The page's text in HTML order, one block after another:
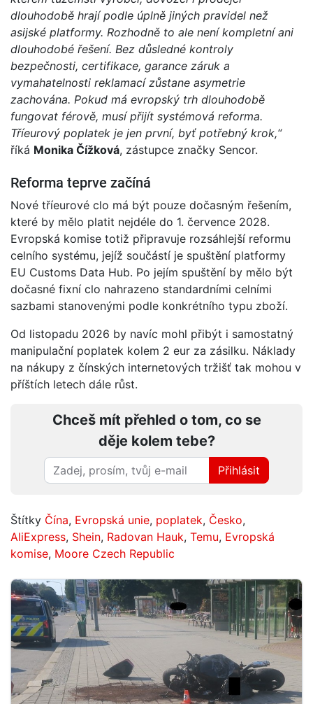
dlouhodobě hrají podle úplně jiných pravidel než
asijské platformy. Rozhodně to ale není kompletní ani
dlouhodobé řešení. Bez důsledné kontroly
bezpečnosti, certifikace, garance záruk a
vymahatelnosti reklamací zůstane asymetrie
zachována. Pokud má evropský trh dlouhodobě
fungovat férově, musí přijít systémová reforma.
Tříeurový poplatek je jen první, byť potřebný krok,“
říká Monika Čížková, zástupce značky Sencor.
Reforma teprve začíná
Nové tříeurové clo má být pouze dočasným řešením,
které by mělo platit nejdéle do 1. července 2028.
Evropská komise totiž připravuje rozsáhlejší reformu
celního systému, jejíž součástí je spuštění platformy
EU Customs Data Hub. Po jejím spuštění by mělo být
dočasné fixní clo nahrazeno standardními celními
sazbami stanovenými podle konkrétního typu zboží.
Od listopadu 2026 by navíc mohl přibýt i samostatný
manipulační poplatek kolem 2 eur za zásilku. Náklady
na nákupy z čínských internetových tržišť tak mohou v
příštích letech dále růst.
Chceš mít přehled o tom, co se
děje kolem tebe?
Přihlásit
Štítky Čína, Evropská unie, poplatek, Česko,
AliExpress, Shein, Radovan Hauk, Temu, Evropská
komise, Moore Czech Republic